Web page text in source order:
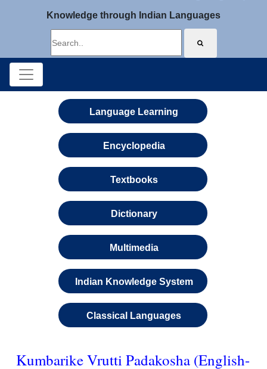
Knowledge through Indian Languages
Language Learning
Encyclopedia
Textbooks
Dictionary
Multimedia
Indian Knowledge System
Classical Languages
Kumbarike Vrutti Padakosha (English-